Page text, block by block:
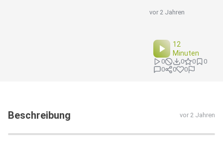
vor 2 Jahren
12
Minuten
0 0 0
0
0
0 0
Beschreibung vor 2 Jahren